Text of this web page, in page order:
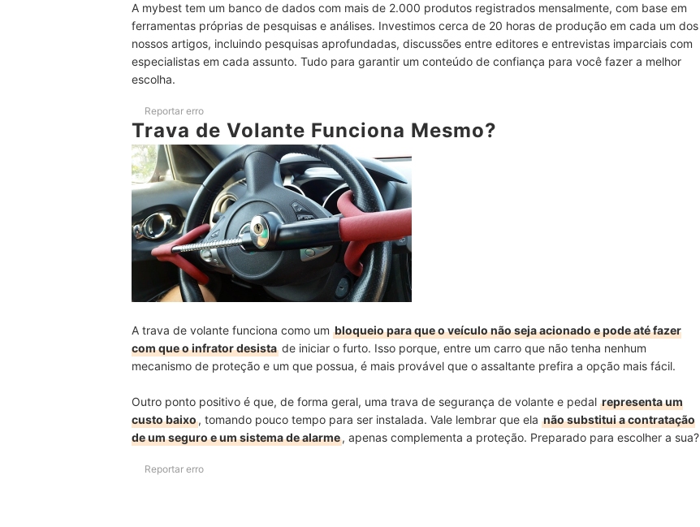
Conheça Outros Acessórios de Segurança para Carros!
Conclusão
A mybest tem um banco de dados com mais de 2.000 produtos registrados mensalmente, com base em
ferramentas próprias de pesquisas e análises. Investimos cerca de 20 horas de produção em cada um dos
nossos artigos, incluindo pesquisas aprofundadas, discussões entre editores e entrevistas imparciais com
especialistas em cada assunto. Tudo para garantir um conteúdo de confiança para você fazer a melhor
escolha.
Reportar erro
Trava de Volante Funciona Mesmo?
A trava de volante funciona como um bloqueio para que o veículo não seja acionado e pode até fazer
com que o infrator desista de iniciar o furto. Isso porque, entre um carro que não tenha nenhum
mecanismo de proteção e um que possua, é mais provável que o assaltante prefira a opção mais fácil.
Outro ponto positivo é que, de forma geral, uma trava de segurança de volante e pedal representa um
custo baixo, tomando pouco tempo para ser instalada. Vale lembrar que ela não substitui a contratação
de um seguro e um sistema de alarme, apenas complementa a proteção. Preparado para escolher a sua?
Reportar erro